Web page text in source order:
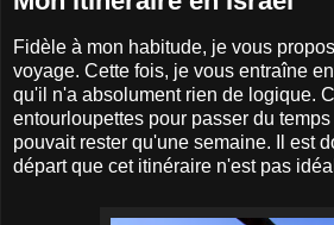
Fidèle à mon habitude, je vous
voyage. Cette fois, je vous entraîne
qu'il n'a absolument rien de logique.
entourloupettes pour passer du
pouvait rester qu'une semaine. Il est
départ que cet itinéraire n'est pas